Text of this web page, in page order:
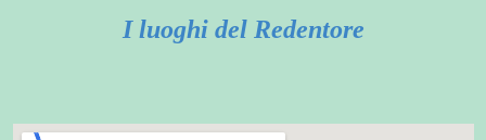
I luoghi del Redentore